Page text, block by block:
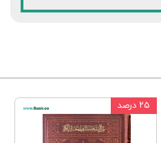
۲۵ درصد